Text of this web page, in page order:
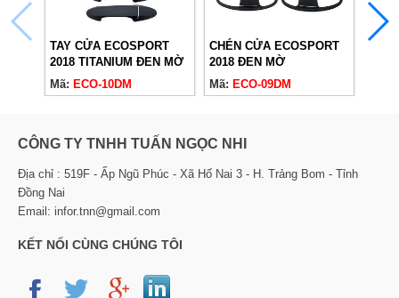
TAY CỬA ECOSPORT
2018 TITANIUM ĐEN MỜ
Mã: ECO-10DM
CHÉN CỬA ECOSPORT
2018 ĐEN MỜ
Mã: ECO-09DM
CÔNG TY TNHH TUẤN NGỌC NHI
Địa chỉ : 519F - Ấp Ngũ Phúc - Xã Hố Nai 3 - H. Trảng Bom - Tỉnh
Đồng Nai
Email: infor.tnn@gmail.com
KẾT NỐI CÙNG CHÚNG TÔI